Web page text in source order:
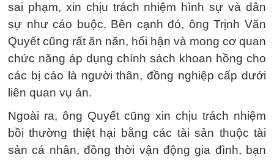
sai phạm, xin chịu trách nhiệm hình sự và dân
sự như cáo buộc. Bên cạnh đó, ông Trịnh Văn
Quyết cũng rất ăn năn, hối hận và mong cơ quan
chức năng áp dụng chính sách khoan hồng cho
các bị cáo là người thân, đồng nghiệp cấp dưới
liên quan vụ án.
Ngoài ra, ông Quyết cũng xin chịu trách nhiệm
bồi thường thiệt hại bằng các tài sản thuộc tài
sản cá nhân, đồng thời vận động gia đình, bạn